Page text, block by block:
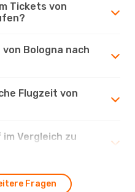
Tickets von
Bologna nach
Flugzeit von
Vergleich zu
Fragen